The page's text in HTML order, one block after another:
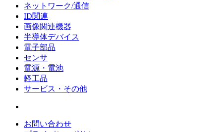
ネットワーク/通信
ID関連
画像関連機器
半導体デバイス
電子部品
センサ
電源・電池
軽工品
サービス・その他
お問い合わせ